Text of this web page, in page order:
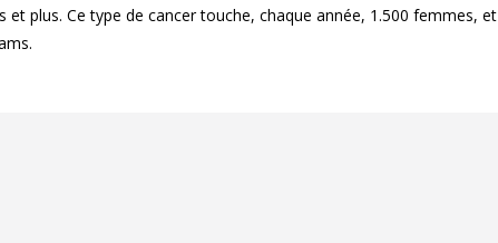
plus. Ce type de cancer touche, chaque année, 1.500 femmes, et